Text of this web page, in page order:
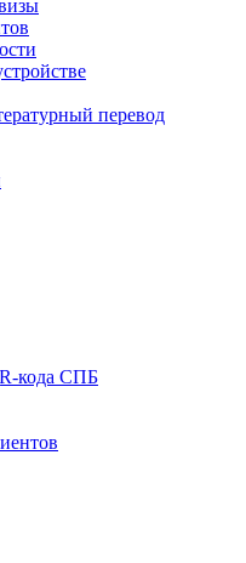
перевод
кода СПБ